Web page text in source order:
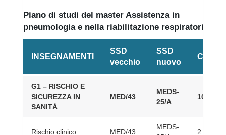
Piano di studi del master Assistenza in
pneumologia e nella riabilitazione respiratoria
INSEGNAMENTI
SSD
vecchio
SSD
nuovo
CFU
G1 – RISCHIO E
SICUREZZA IN
SANITÀ
MED/43
MEDS-
25/A
10
Rischio clinico MED/43
MEDS-
2